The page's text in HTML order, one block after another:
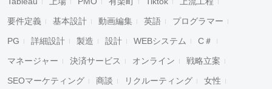
要件定義 基本設計 動画編集 英語 プログラマー
PG 詳細設計 製造 設計 WEBシステム C＃
マネージャー 決済サービス オンライン 戦略立案
SEOマーケティング 商談 リクルーティング 女性